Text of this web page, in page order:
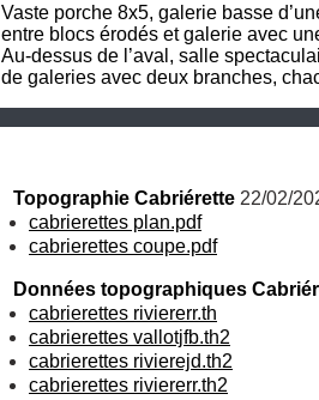
Vaste porche 8x5, galerie basse
entre blocs érodés et galerie avec
Au-dessus de l’aval, salle
de galeries avec deux branches,
Topographie Cabriérette 22/02/
cabrierettes plan.pdf
cabrierettes coupe.pdf
Données topographiques
cabrierettes riviererr.th
cabrierettes vallotjfb.th2
cabrierettes rivierejd.th2
cabrierettes riviererr.th2